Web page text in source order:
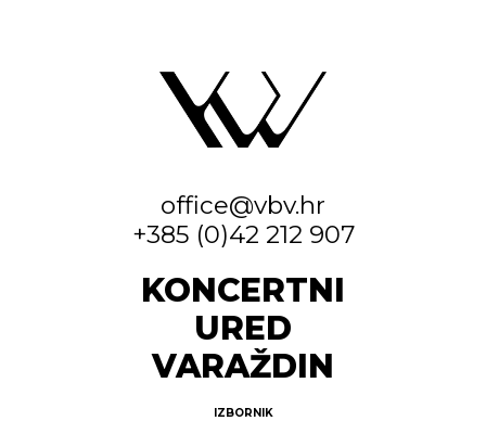
office@vbv.hr
+385 (0)42 212 907
KONCERTNI
URED
VARAŽDIN
IZBORNIK